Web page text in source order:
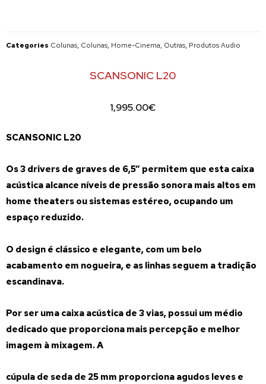
Categories Colunas, Colunas, Home-Cinema, Outras, Produtos Audio
SCANSONIC L20
1,995.00€
SCANSONIC L20
Os 3 drivers de graves de 6,5” permitem que esta caixa
acústica alcance níveis de pressão sonora mais altos em
home theaters ou sistemas estéreo, ocupando um
espaço reduzido.
O design é clássico e elegante, com um belo
acabamento em nogueira, e as linhas seguem a tradição
escandinava.
Por ser uma caixa acústica de 3 vias, possui um médio
dedicado que proporciona mais percepção e melhor
imagem à mixagem. A
cúpula de seda de 25 mm proporciona agudos leves e